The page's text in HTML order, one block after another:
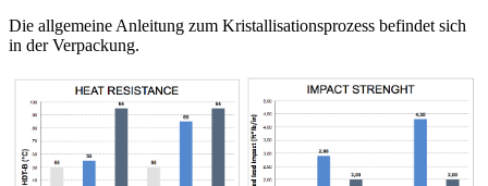
Die allgemeine Anleitung zum Kristallisationsprozess befindet sich
in der Verpackung.